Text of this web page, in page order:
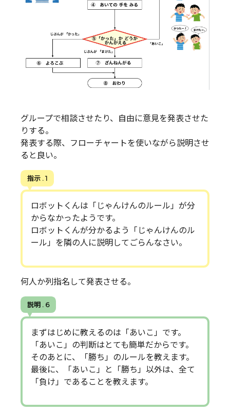
グループで相談させたり、自由に意見を発表させた
りする。
発表する際、フローチャートを使いながら説明させ
ると良い。
指示 . 1
ロボットくんは「じゃんけんのルール」が分
からなかったようです。
ロボットくんが分かるよう「じゃんけんのル
ール」を隣の人に説明してごらんなさい。
何人か列指名して発表させる。
説明 . 6
まずはじめに教えるのは「あいこ」です。
「あいこ」の判断はとても簡単だからです。
そのあとに、「勝ち」のルールを教えます。
最後に、「あいこ」と「勝ち」以外は、全て
「負け」であることを教えます。